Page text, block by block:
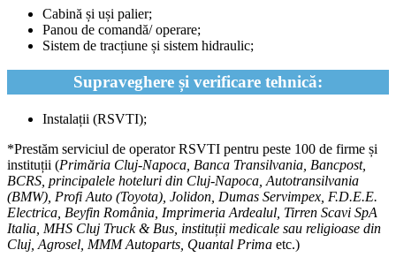
Cabină și uși palier;
Panou de comandă/ operare;
Sistem de tracțiune și sistem hidraulic;
Supraveghere și verificare tehnică:
Instalații (RSVTI);
*Prestăm serviciul de operator RSVTI pentru peste 100 de firme și
instituții (Primăria Cluj-Napoca, Banca Transilvania, Bancpost,
BCRS, principalele hoteluri din Cluj-Napoca, Autotransilvania
(BMW), Profi Auto (Toyota), Jolidon, Dumas Servimpex, F.D.E.E.
Electrica, Beyfin România, Imprimeria Ardealul, Tirren Scavi SpA
Italia, MHS Cluj Truck & Bus, instituții medicale sau religioase din
Cluj, Agrosel, MMM Autoparts, Quantal Prima etc.)